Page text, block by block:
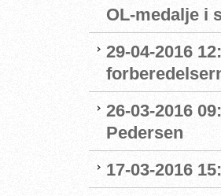
OL-medalje i
29-04-2016
26-03-2016
Pedersen
17-03-2016